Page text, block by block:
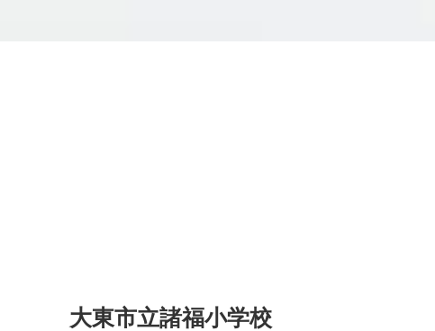
大東市立諸福小学校